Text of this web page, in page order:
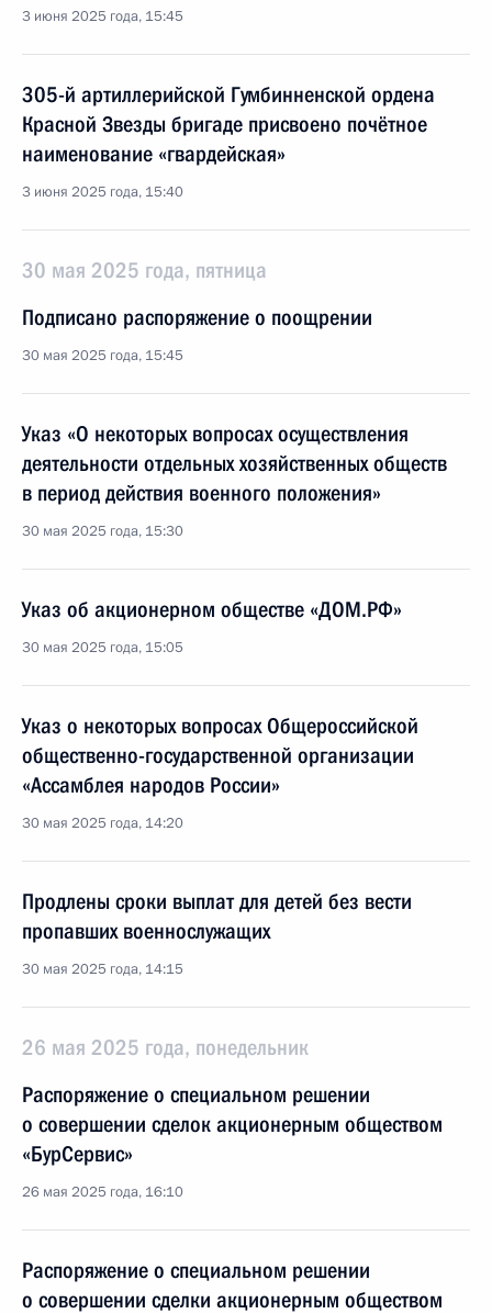
3 июня 2025 года, 15:45
305-й артиллерийской Гумбинненской ордена
Красной Звезды бригаде присвоено почётное
наименование «гвардейская»
3 июня 2025 года, 15:40
30 мая 2025 года, пятница
Подписано распоряжение о поощрении
30 мая 2025 года, 15:45
Указ «О некоторых вопросах осуществления
деятельности отдельных хозяйственных обществ
в период действия военного положения»
30 мая 2025 года, 15:30
Указ об акционерном обществе «ДОМ.РФ»
30 мая 2025 года, 15:05
Указ о некоторых вопросах Общероссийской
общественно-государственной организации
«Ассамблея народов России»
30 мая 2025 года, 14:20
Продлены сроки выплат для детей без вести
пропавших военнослужащих
30 мая 2025 года, 14:15
26 мая 2025 года, понедельник
Распоряжение о специальном решении
о совершении сделок акционерным обществом
«БурСервис»
26 мая 2025 года, 16:10
Распоряжение о специальном решении
о совершении сделки акционерным обществом